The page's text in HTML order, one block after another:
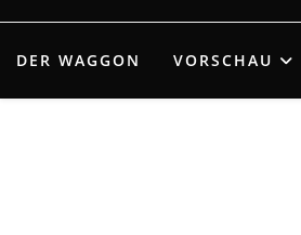
springen
DER WAGGON VORSCHAU